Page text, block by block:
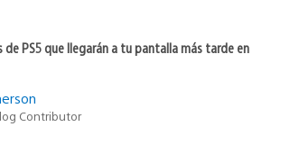
de PS5 que llegarán a tu pantalla más tarde en
Contributor